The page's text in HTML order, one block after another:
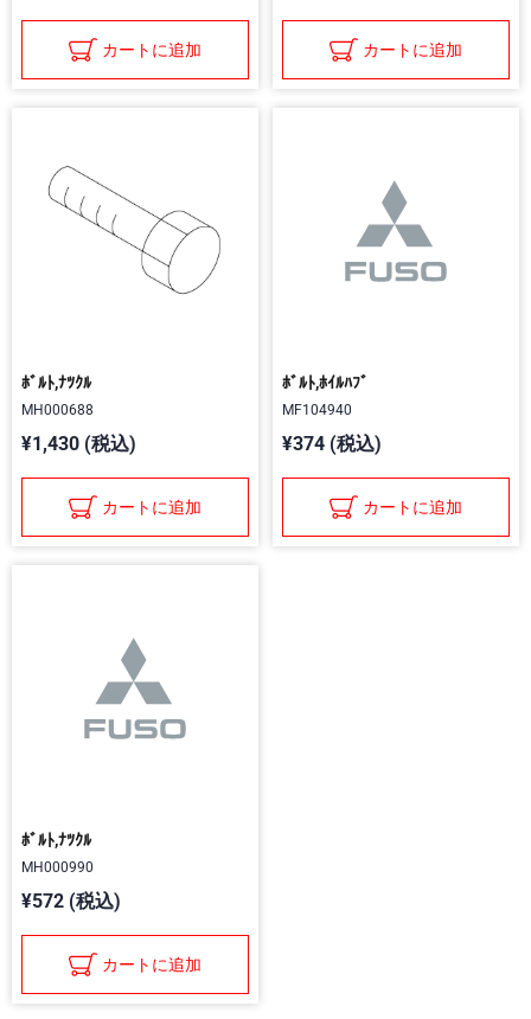
カートに追加 カートに追加
ﾎﾞﾙﾄ,ﾅﾂｸﾙ
MH000688
¥1,430 (税込)
カートに追加
ﾎﾞﾙﾄ,ﾎｲﾙﾊﾌﾞ
MF104940
¥374 (税込)
カートに追加
ﾎﾞﾙﾄ,ﾅﾂｸﾙ
MH000990
¥572 (税込)
カートに追加